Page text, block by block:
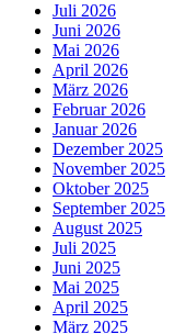
Juli 2026
Juni 2026
Mai 2026
April 2026
März 2026
Februar 2026
Januar 2026
Dezember 2025
November 2025
Oktober 2025
September 2025
August 2025
Juli 2025
Juni 2025
Mai 2025
April 2025
März 2025